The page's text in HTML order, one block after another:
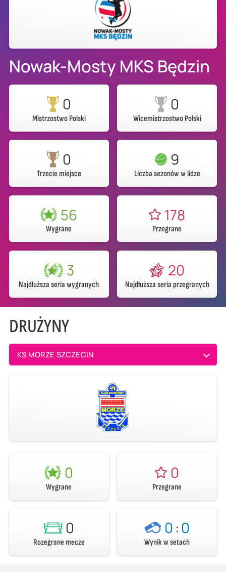
Nowak-Mosty MKS Będzin
0
Mistrzostwo Polski
0
Wicemistrzostwo Polski
0
Trzecie miejsce
9
Liczba sezonów w lidze
56
Wygrane
178
Przegrane
3
Najdłuższa seria wygranych
20
Najdłuższa seria przegranych
DRUŻYNY
KS MORZE SZCZECIN
0
Wygrane
0
Przegrane
0
Rozegrane mecze
0 : 0
Wynik w setach